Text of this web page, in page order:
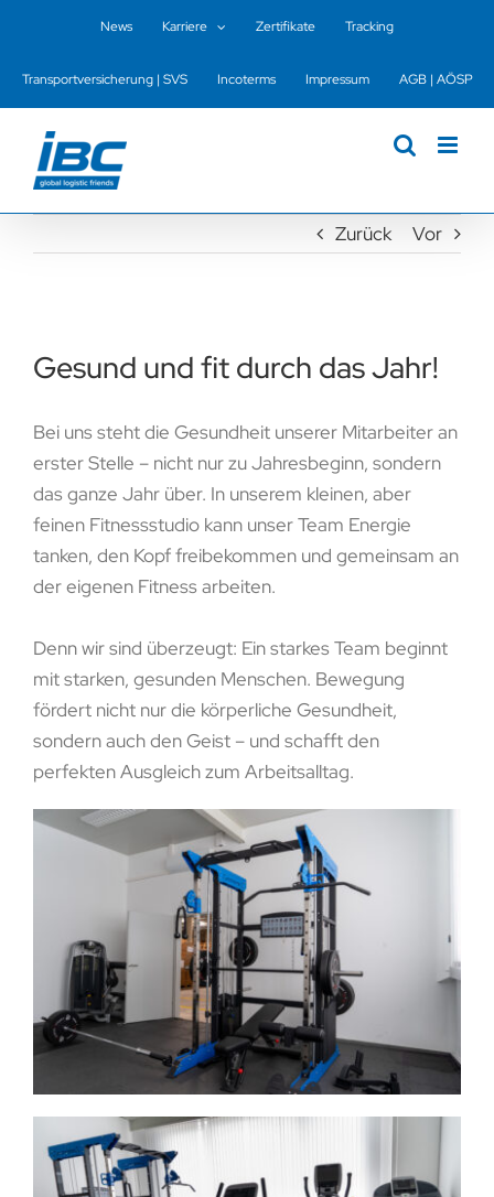
springen
News Karriere Zertifikate Tracking
Transportversicherung | SVS Incoterms Impressum AGB | AÖSP
Zurück Vor
Gesund und fit durch das Jahr!
Bei uns steht die Gesundheit unserer Mitarbeiter an
erster Stelle – nicht nur zu Jahresbeginn, sondern
das ganze Jahr über. In unserem kleinen, aber
feinen Fitnessstudio kann unser Team Energie
tanken, den Kopf freibekommen und gemeinsam an
der eigenen Fitness arbeiten.
Denn wir sind überzeugt: Ein starkes Team beginnt
mit starken, gesunden Menschen. Bewegung
fördert nicht nur die körperliche Gesundheit,
sondern auch den Geist – und schafft den
perfekten Ausgleich zum Arbeitsalltag.